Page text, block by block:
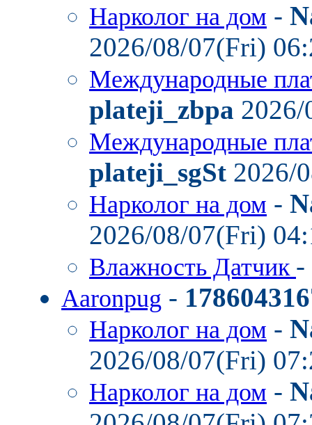
Нарколог на дом -
2026/08/07(Fri)
Международные
plateji_zbpa
Международные
plateji_sgSt 2026/
Нарколог на дом -
2026/08/07(Fri)
Влажность Датчик -
Aaronpug -
Нарколог на дом -
2026/08/07(Fri)
Нарколог на дом -